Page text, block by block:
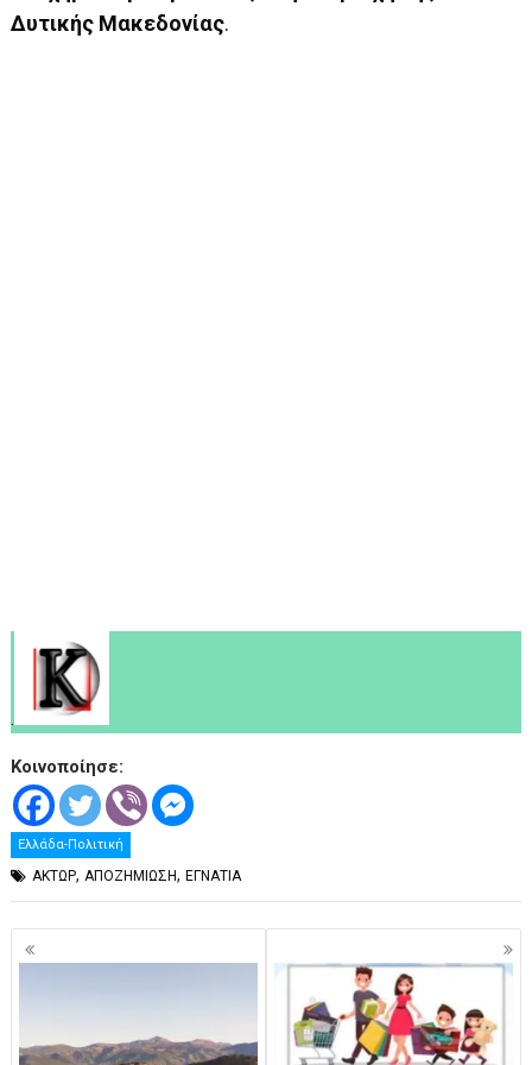
Δυτικής Μακεδονίας.
Κοινοποίησε:
Ελλάδα-Πολιτική
ΑΚΤΩΡ, ΑΠΟΖΗΜΙΩΣΗ,ΕΓΝΑΤΙΑ
Πλοήγηση
άρθρων